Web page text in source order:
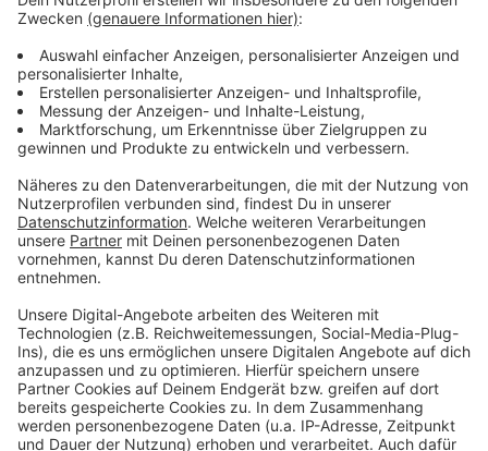
Anzeige
Karsten übernimmt immer die Instrumente und Elenor
singt. Und jetzt haben sie zusammen ein
Weihnachtslied produziert. "Frohe Weihnacht" heißt
Anzeige
Anzeige